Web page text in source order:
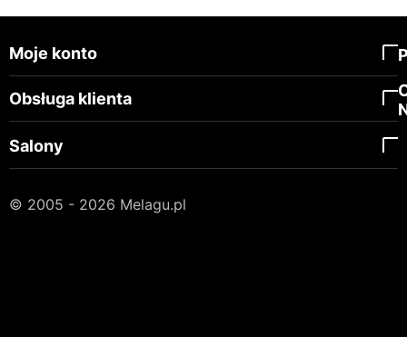
Moje konto
Obsługa klienta
Salony
© 2005 - 2026 Melagu.pl